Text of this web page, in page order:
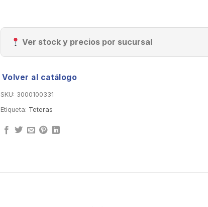
Ver stock y precios por sucursal
Volver al catálogo
SKU: 3000100331
Etiqueta: Teteras